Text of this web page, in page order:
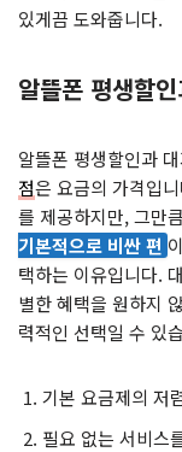
있게끔 도와줍니다.
알뜰폰 평생할
알뜰폰 평생할인과
점은 요금의 가격입
를 제공하지만, 그만
기본적으로 비싼 편
택하는 이유입니다.
별한 혜택을 원하지
력적인 선택일 수 있
기본 요금제의 저
필요 없는 서비스